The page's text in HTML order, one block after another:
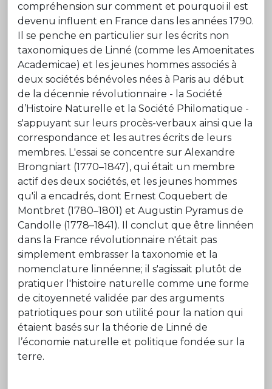
compréhension sur comment et pourquoi il est
devenu influent en France dans les années 1790.
Il se penche en particulier sur les écrits non
taxonomiques de Linné (comme les Amoenitates
Academicae) et les jeunes hommes associés à
deux sociétés bénévoles nées à Paris au début
de la décennie révolutionnaire - la Société
d’Histoire Naturelle et la Société Philomatique -
s'appuyant sur leurs procès-verbaux ainsi que la
correspondance et les autres écrits de leurs
membres. L'essai se concentre sur Alexandre
Brongniart (1770–1847), qui était un membre
actif des deux sociétés, et les jeunes hommes
qu'il a encadrés, dont Ernest Coquebert de
Montbret (1780–1801) et Augustin Pyramus de
Candolle (1778–1841). Il conclut que être linnéen
dans la France révolutionnaire n'était pas
simplement embrasser la taxonomie et la
nomenclature linnéenne; il s'agissait plutôt de
pratiquer l'histoire naturelle comme une forme
de citoyenneté validée par des arguments
patriotiques pour son utilité pour la nation qui
étaient basés sur la théorie de Linné de
l’économie naturelle et politique fondée sur la
terre.